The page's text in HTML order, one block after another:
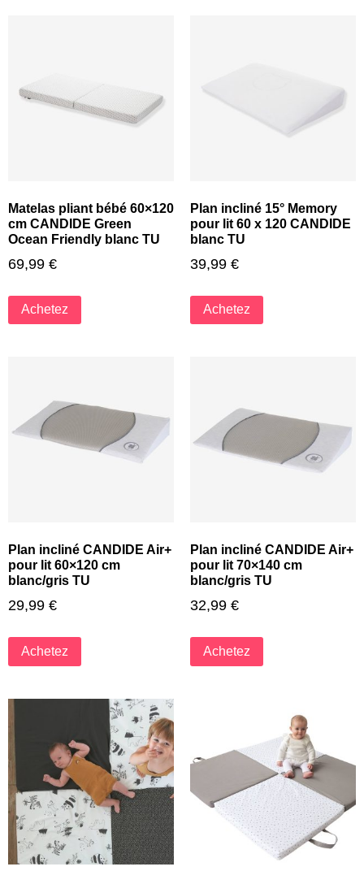
Matelas pliant bébé 60×120
cm CANDIDE Green
Ocean Friendly blanc TU
69,99 €
Achetez
Plan incliné 15° Memory
pour lit 60 x 120 CANDIDE
blanc TU
39,99 €
Achetez
Plan incliné CANDIDE Air+
pour lit 60×120 cm
blanc/gris TU
29,99 €
Achetez
Plan incliné CANDIDE Air+
pour lit 70×140 cm
blanc/gris TU
32,99 €
Achetez